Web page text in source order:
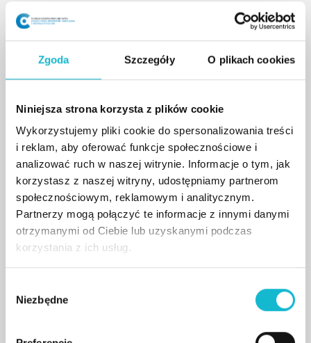
Zgoda Szczegóły O plikach cookies
Niniejsza strona korzysta z plików cookie
Wykorzystujemy pliki cookie do spersonalizowania treści
i reklam, aby oferować funkcje społecznościowe i
analizować ruch w naszej witrynie. Informacje o tym, jak
korzystasz z naszej witryny, udostępniamy partnerom
społecznościowym, reklamowym i analitycznym.
Partnerzy mogą połączyć te informacje z innymi danymi
otrzymanymi od Ciebie lub uzyskanymi podczas
korzystania z ich usług.
Niezbędne
klasy ERP firmy SAP, wiodącego producenta tego typu
systemów na świecie. Dzięki posiadanej przez WSIiZ
umowy o współpracy z SAP SE słuchacz ma niemal
nieograniczony dostęp do praktycznej wiedzy
studiów zapoznajemy się przede wszystkim z programem
potrzeby cyfryzacyjne przedsiębiorstw. Wszystko to przy
wsparciu doświadczonej kadry, praktyków realizujących
projekty SAP w kraju jak i zagranicą. Nasz słuchacz ma
również możliwość wypracowania indywidualnego
portfolio w wybranym obszarze zintegrowanego
systemu zarządzania. Odbywa się to dzięki realizacji
projektów „hands-on” w wybranych modułach oraz prac
kastomizacyjnych dokonywanych poprzez symulację